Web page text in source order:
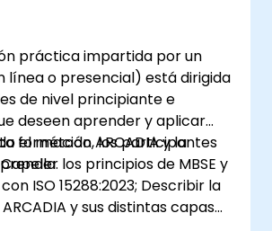
MBSE a la continuidad digital y
práctica impartida por un
línea o presencial) está dirigida
de nivel principiante e
deseen aprender y aplicar
el método ARCADIA y la
formación, los participantes
los principios de MBSE y
ISO 15288:2023; Describir la
y sus distintas capas